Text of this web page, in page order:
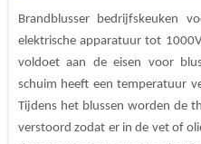
Brandblusser bedrijfskeuken
elektrische apparatuur tot
voldoet aan de eisen voor
schuim heeft een temperatuur
Tijdens het blussen worden de
verstoord zodat er in de vet of